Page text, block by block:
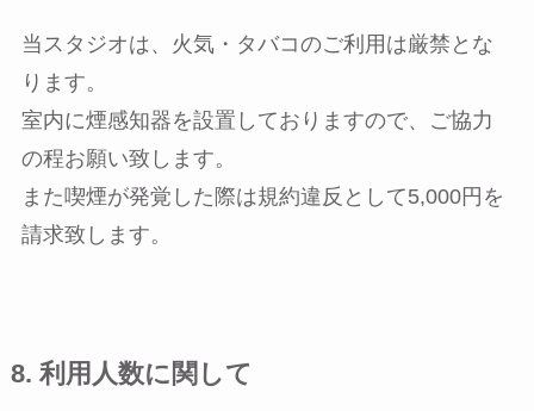
当スタジオは、火気・タバコのご利用は厳禁とな
ります。
室内に煙感知器を設置しておりますので、ご協力
の程お願い致します。
また喫煙が発覚した際は規約違反として5,000円を
請求致します。
8. 利用人数に関して